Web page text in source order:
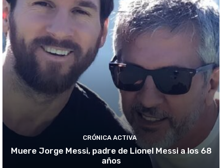
CRÓNICA ACTIVA
Muere Jorge Messi, padre de Lionel Messi a los 68
años